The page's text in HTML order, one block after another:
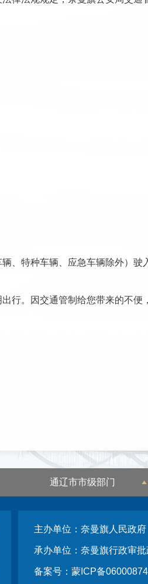
、特种车辆、应急车辆除外）驶
行。因交通管制给您带来的不便
通辽市市级部门
主办单位：奈曼旗人民政府
承办单位：奈曼旗行政审
备案号：蒙ICP备